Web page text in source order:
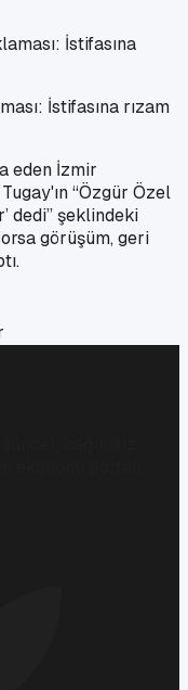
İstifasına rızam
eden İzmir
“Özgür Özel
dedi” şeklindeki
görüşüm, geri